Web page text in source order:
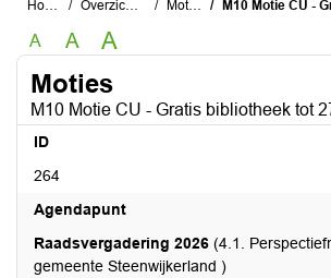
Home Overzichten Moties M10 Motie CU -
A A A
Moties
M10 Motie CU - Gratis bibliotheek tot
ID
264
Agendapunt
Raadsvergadering 2026 (4.1.
gemeente Steenwijkerland )